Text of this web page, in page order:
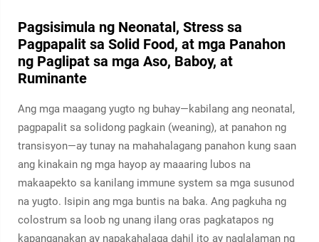
Pagsisimula ng Neonatal, Stress sa
Pagpapalit sa Solid Food, at mga Panahon
ng Paglipat sa mga Aso, Baboy, at
Ruminante
Ang mga maagang yugto ng buhay—kabilang ang neonatal,
pagpapalit sa solidong pagkain (weaning), at panahon ng
transisyon—ay tunay na mahahalagang panahon kung saan
ang kinakain ng mga hayop ay maaaring lubos na
makaapekto sa kanilang immune system sa mga susunod
na yugto. Isipin ang mga buntis na baka. Ang pagkuha ng
colostrum sa loob ng unang ilang oras pagkatapos ng
kapanganakan ay napakahalaga dahil ito ay naglalaman ng